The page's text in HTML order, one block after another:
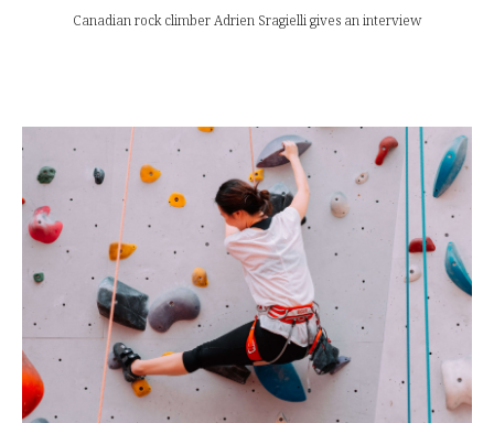
Canadian rock climber Adrien Sragielli gives an interview